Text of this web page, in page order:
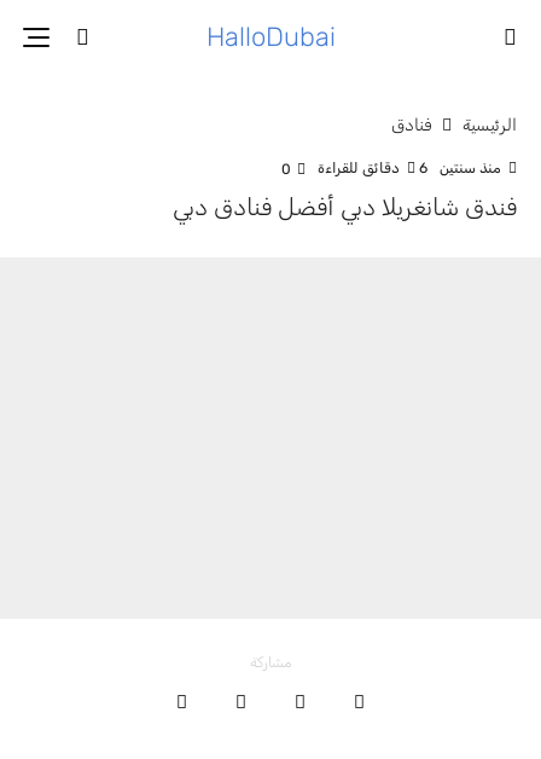
HalloDubai
الرئيسية فنادق
منذ سنتين 6 دقائق للقراءة 0
فندق شانغريلا دبي أفضل فنادق دبي
مشاركة